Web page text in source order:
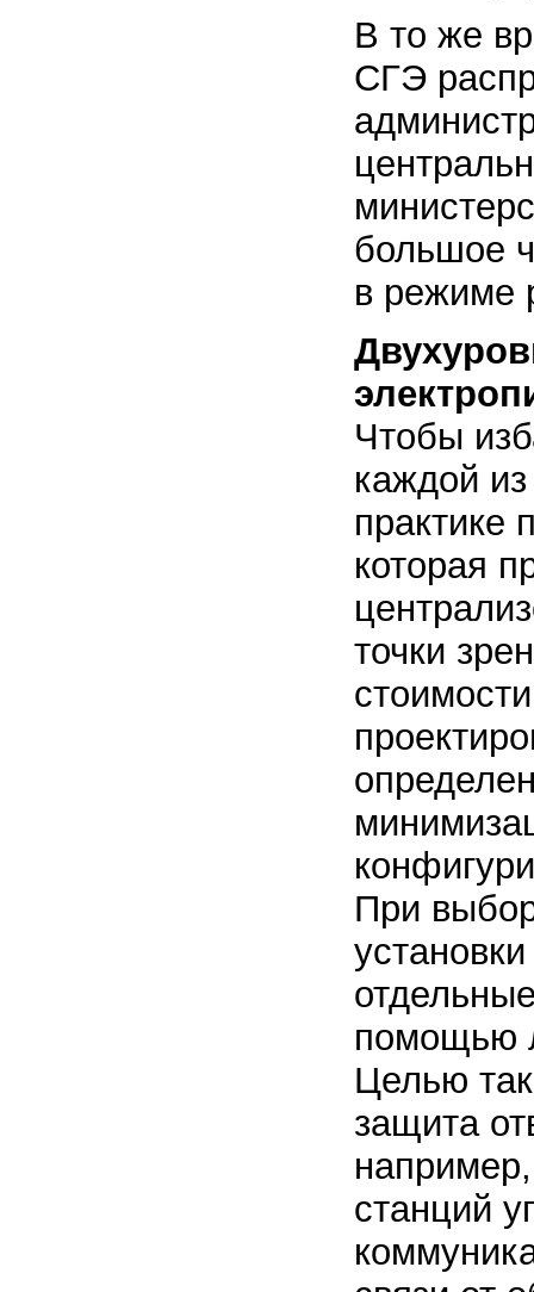
В то же
СГЭ
большое
в режиме
Чтобы
каждой
практике
которая
точки
При
помощью
Целью
защита
станций